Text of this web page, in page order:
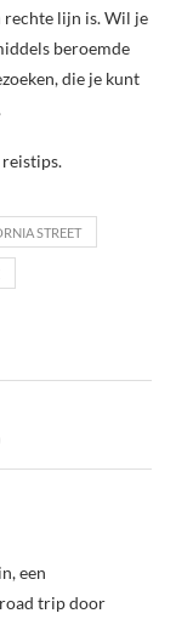
rechte lijn is. Wil je
beroemde
die je kunt
STREET
een
road trip door